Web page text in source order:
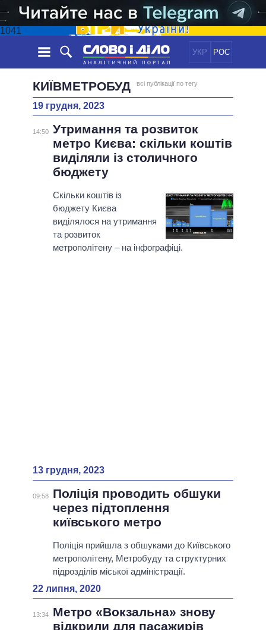
1041
УКР РОС
НОВИНИ
СТРІЧКА
ПОДІЇ
СТАТТІ
ДУМКИ
ОГЛЯДИ
ДАЙДЖЕСТИ
ЕКОНОМІКА
СУСПІЛЬСТВО
СВІТ
ПОЛIТИКИ
УСІ ПОЛІТИКИ
ПРЕЗИДЕНТ І ОФІС
ВЕРХОВНА РАДА
КАБІНЕТ МІНІСТРІВ
ГОЛОВИ ОБЛАДМІНІСТРАЦІЙ
МЕРИ МІСТ
ІНФОГРАФІКА
ПОРІВНЯННЯ ПОЛІТИКІВ
КИЇВМЕТРОБУД всі публікації по тегу
19 грудня, 2023
14:50 Утримання та розвиток
метро Києва: скільки коштів
виділяли із столичного
бюджету
Скільки коштів із
бюджету Києва
виділялося на утримання
та розвиток
метрополітену – на інфографіці.
13 грудня, 2023
09:58
Поліція проводить обшуки
через підтоплення
київського метро
Поліція прийшла з обшуками до Київського
метрополітену, Метробуду та структурних
підрозділів міської адміністрації.
22 липня, 2020
13:34
Метро «Вокзальна» знову
відкрили для пасажирів